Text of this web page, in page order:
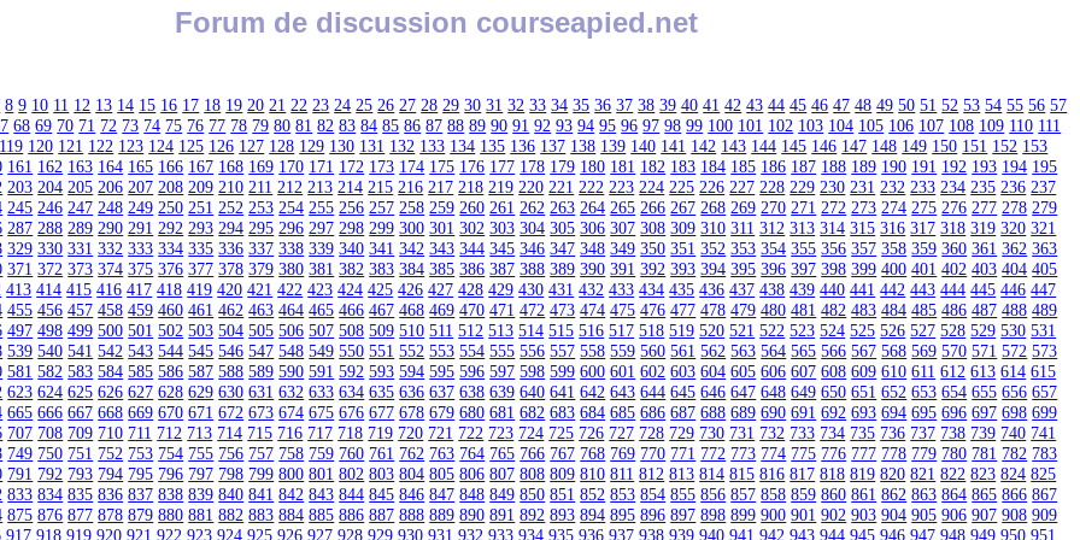
Forum de discussion courseapied.net
8 9 10 11 12 13 14 15 16 17 18 19 20 21 22 23 24 25 26 27 28 29 30 31 32 33 34 35 36 37 38 39 40 41 42 43 44 45 46 47 48 49 50 51 52 53 54 55 56 57
68 69 70 71 72 73 74 75 76 77 78 79 80 81 82 83 84 85 86 87 88 89 90 91 92 93 94 95 96 97 98 99 100 101 102 103 104 105 106 107 108 109 110 111
119 120 121 122 123 124 125 126 127 128 129 130 131 132 133 134 135 136 137 138 139 140 141 142 143 144 145 146 147 148 149 150 151 152 153
161 162 163 164 165 166 167 168 169 170 171 172 173 174 175 176 177 178 179 180 181 182 183 184 185 186 187 188 189 190 191 192 193 194 195
203 204 205 206 207 208 209 210 211 212 213 214 215 216 217 218 219 220 221 222 223 224 225 226 227 228 229 230 231 232 233 234 235 236 237
245 246 247 248 249 250 251 252 253 254 255 256 257 258 259 260 261 262 263 264 265 266 267 268 269 270 271 272 273 274 275 276 277 278 279
287 288 289 290 291 292 293 294 295 296 297 298 299 300 301 302 303 304 305 306 307 308 309 310 311 312 313 314 315 316 317 318 319 320 321
329 330 331 332 333 334 335 336 337 338 339 340 341 342 343 344 345 346 347 348 349 350 351 352 353 354 355 356 357 358 359 360 361 362 363
371 372 373 374 375 376 377 378 379 380 381 382 383 384 385 386 387 388 389 390 391 392 393 394 395 396 397 398 399 400 401 402 403 404 405
413 414 415 416 417 418 419 420 421 422 423 424 425 426 427 428 429 430 431 432 433 434 435 436 437 438 439 440 441 442 443 444 445 446 447
455 456 457 458 459 460 461 462 463 464 465 466 467 468 469 470 471 472 473 474 475 476 477 478 479 480 481 482 483 484 485 486 487 488 489
497 498 499 500 501 502 503 504 505 506 507 508 509 510 511 512 513 514 515 516 517 518 519 520 521 522 523 524 525 526 527 528 529 530 531
539 540 541 542 543 544 545 546 547 548 549 550 551 552 553 554 555 556 557 558 559 560 561 562 563 564 565 566 567 568 569 570 571 572 573
581 582 583 584 585 586 587 588 589 590 591 592 593 594 595 596 597 598 599 600 601 602 603 604 605 606 607 608 609 610 611 612 613 614 615
623 624 625 626 627 628 629 630 631 632 633 634 635 636 637 638 639 640 641 642 643 644 645 646 647 648 649 650 651 652 653 654 655 656 657
665 666 667 668 669 670 671 672 673 674 675 676 677 678 679 680 681 682 683 684 685 686 687 688 689 690 691 692 693 694 695 696 697 698 699
707 708 709 710 711 712 713 714 715 716 717 718 719 720 721 722 723 724 725 726 727 728 729 730 731 732 733 734 735 736 737 738 739 740 741
749 750 751 752 753 754 755 756 757 758 759 760 761 762 763 764 765 766 767 768 769 770 771 772 773 774 775 776 777 778 779 780 781 782 783
791 792 793 794 795 796 797 798 799 800 801 802 803 804 805 806 807 808 809 810 811 812 813 814 815 816 817 818 819 820 821 822 823 824 825
833 834 835 836 837 838 839 840 841 842 843 844 845 846 847 848 849 850 851 852 853 854 855 856 857 858 859 860 861 862 863 864 865 866 867
875 876 877 878 879 880 881 882 883 884 885 886 887 888 889 890 891 892 893 894 895 896 897 898 899 900 901 902 903 904 905 906 907 908 909
917 918 919 920 921 922 923 924 925 926 927 928 929 930 931 932 933 934 935 936 937 938 939 940 941 942 943 944 945 946 947 948 949 950 951